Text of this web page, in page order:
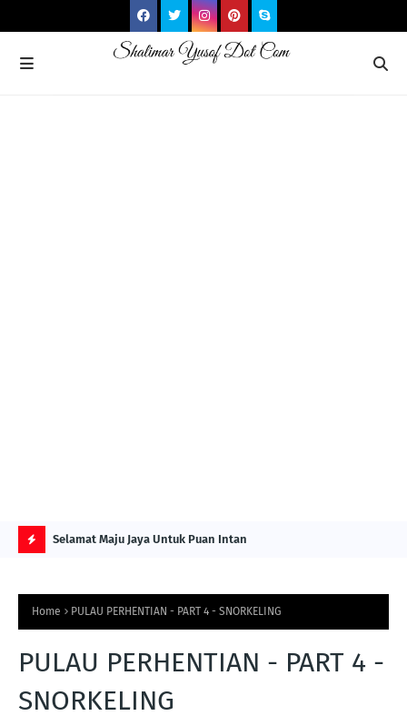
O
S
ITS Selamat Maju Jaya Untuk Puan Intan
Home PULAU PERHENTIAN - PART 4 - SNORKELING
PULAU PERHENTIAN - PART 4 -
SNORKELING